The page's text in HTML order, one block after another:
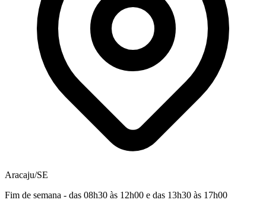
Aracaju/SE
Fim de semana - das 08h30 às 12h00 e das 13h30 às 17h00